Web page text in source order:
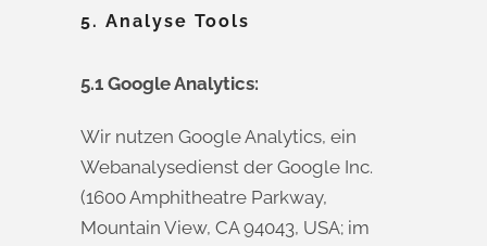
5. Analyse Tools
5.1 Google Analytics:
Wir nutzen Google Analytics, ein
Webanalysedienst der Google Inc.
(1600 Amphitheatre Parkway,
Mountain View, CA 94043, USA; im